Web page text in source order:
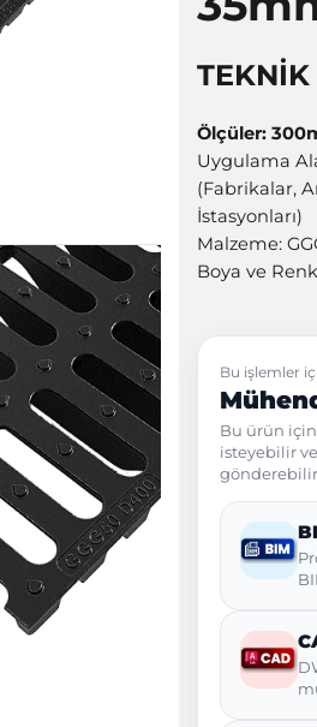
Ölçüler:
Uygulama
(Fabrikalar,
İstasyonları)
Malzeme:
Boya ve
Bu işlemler
Bu ürün
isteyebilir